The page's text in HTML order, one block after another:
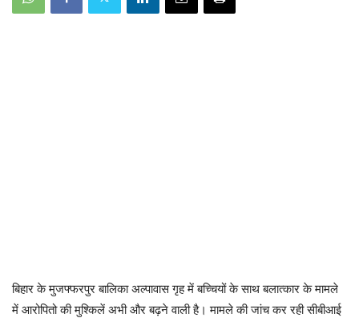
बिहार के मुजफ्फरपुर बालिका अल्पावास गृह में बच्चियों के साथ बलात्कार के मामले
में आरोपितो की मुश्किलें अभी और बढ़ने वाली है। मामले की जांच कर रही सीबीआई